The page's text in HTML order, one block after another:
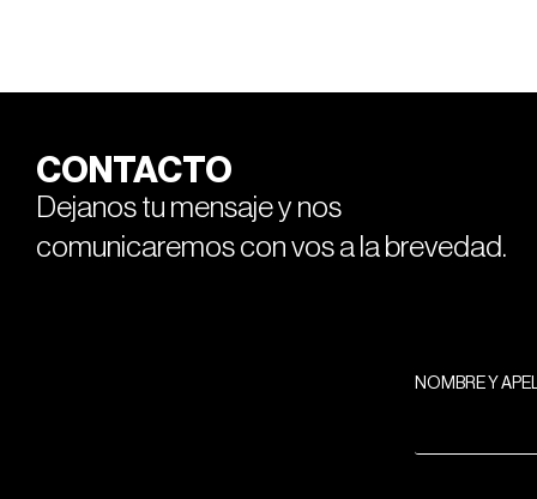
CONTACTO
Dejanos tu mensaje y nos
comunicaremos con vos a la brevedad.
NOMBRE Y